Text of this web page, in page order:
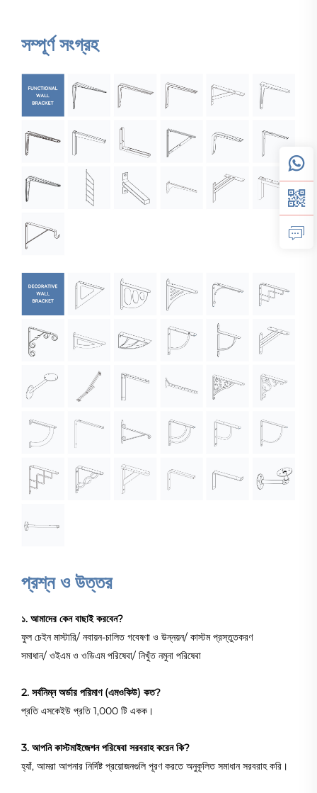
সম্পূর্ণ সংগ্রহ
প্রশ্ন ও উত্তর
১. আমাদের কেন বাছাই করবেন?
ফুল চেইন মাস্টারি/ নবায়ন-চালিত গবেষণা ও উন্নয়ন/ কাস্টম প্রস্তুতকরণ
সমাধান/ ওইএম ও ওডিএম পরিষেবা/ নিখুঁত নমুনা পরিষেবা
2. সর্বনিম্ন অর্ডার পরিমাণ (এমওকিউ) কত?
প্রতি এসকেইউ প্রতি 1,000 টি একক।
3. আপনি কাস্টমাইজেশন পরিষেবা সরবরাহ করেন কি?
হ্যাঁ, আমরা আপনার নির্দিষ্ট প্রয়োজনগুলি পূরণ করতে অনুকূলিত সমাধান সরবরাহ করি।